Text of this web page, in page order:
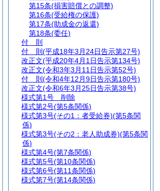
第15条(損害賠償との調整)
第16条(受給権の保護)
第17条(助成金の返還)
第18条(委任)
付 則
付 則 (平成18年3月24日告示第27号)
改正文(平成20年4月1日告示第134号)
改正文(令和3年3月11日告示第52号)
付 則 (令和4年12月9日告示第180号)
改正文(令和6年3月25日告示第38号)
様式第1号 削除
様式第2号(第5条関係)
様式第3号(その1：者受給券)(第5条関
係)
様式第3号(その2：老人助成券)(第5条関
係)
様式第4号(第7条関係)
様式第5号(第10条関係)
様式第6号(第11条関係)
様式第7号(第14条関係)